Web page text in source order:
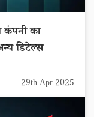
कंपनी का
डिटेल्स
29th Apr 2025